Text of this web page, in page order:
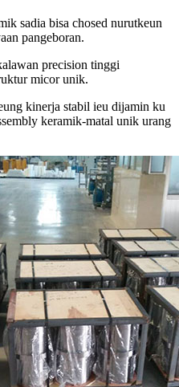
sadia bisa chosed nurutkeun
pangeboran.
precision tinggi
micor unik.
kinerja stabil ieu dijamin ku
keramik-matal unik urang